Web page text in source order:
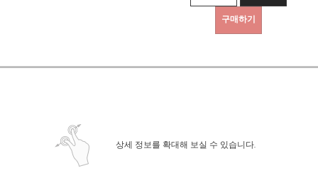
구매하기
상세 정보를 확대해 보실 수 있습니다.